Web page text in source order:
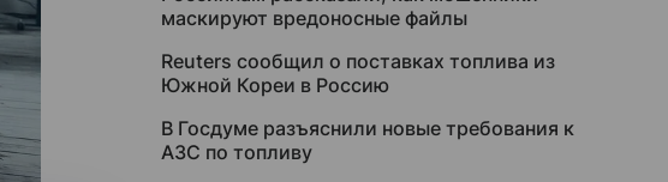
маскируют вредоносные файлы
Reuters сообщил о поставках топлива из
Южной Кореи в Россию
В Госдуме разъяснили новые требования к
АЗС по топливу